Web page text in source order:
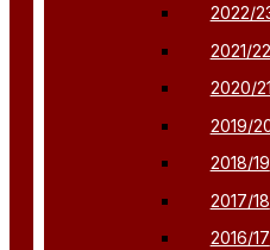
2022/
2021/22
2020/21
2019/
2018/19
2017/18
2016/17